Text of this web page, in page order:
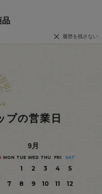
品
履歴を残さない
プの営業日
9月
MON TUE WED THU FRI SAT
1 2 3 4
5
7 8 9 10 11
12